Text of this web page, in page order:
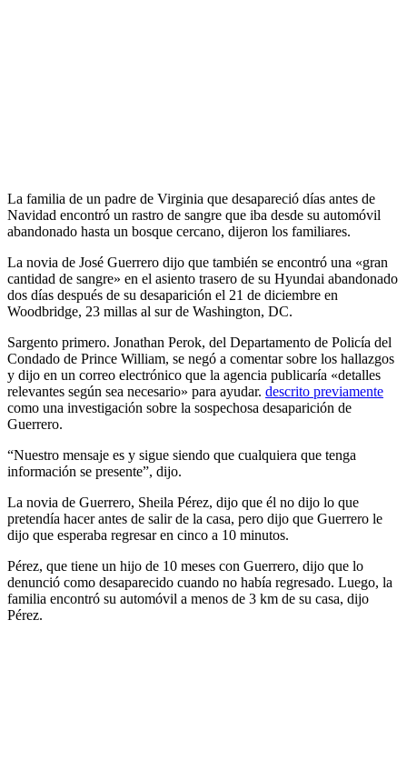
La familia de un padre de Virginia que desapareció días antes de
Navidad encontró un rastro de sangre que iba desde su automóvil
abandonado hasta un bosque cercano, dijeron los familiares.
La novia de José Guerrero dijo que también se encontró una «gran
cantidad de sangre» en el asiento trasero de su Hyundai abandonado
dos días después de su desaparición el 21 de diciembre en
Woodbridge, 23 millas al sur de Washington, DC.
Sargento primero. Jonathan Perok, del Departamento de Policía del
Condado de Prince William, se negó a comentar sobre los hallazgos
y dijo en un correo electrónico que la agencia publicaría «detalles
relevantes según sea necesario» para ayudar. descrito previamente
como una investigación sobre la sospechosa desaparición de
Guerrero.
“Nuestro mensaje es y sigue siendo que cualquiera que tenga
información se presente”, dijo.
La novia de Guerrero, Sheila Pérez, dijo que él no dijo lo que
pretendía hacer antes de salir de la casa, pero dijo que Guerrero le
dijo que esperaba regresar en cinco a 10 minutos.
Pérez, que tiene un hijo de 10 meses con Guerrero, dijo que lo
denunció como desaparecido cuando no había regresado. Luego, la
familia encontró su automóvil a menos de 3 km de su casa, dijo
Pérez.